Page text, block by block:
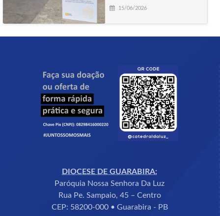
15/06/2026
DIOCESE DE GUARABIRA:
Paróquia Nossa Senhora Da Luz
Rua Pe. Sampaio, 45 – Centro
CEP: 58200-000 • Guarabira - PB